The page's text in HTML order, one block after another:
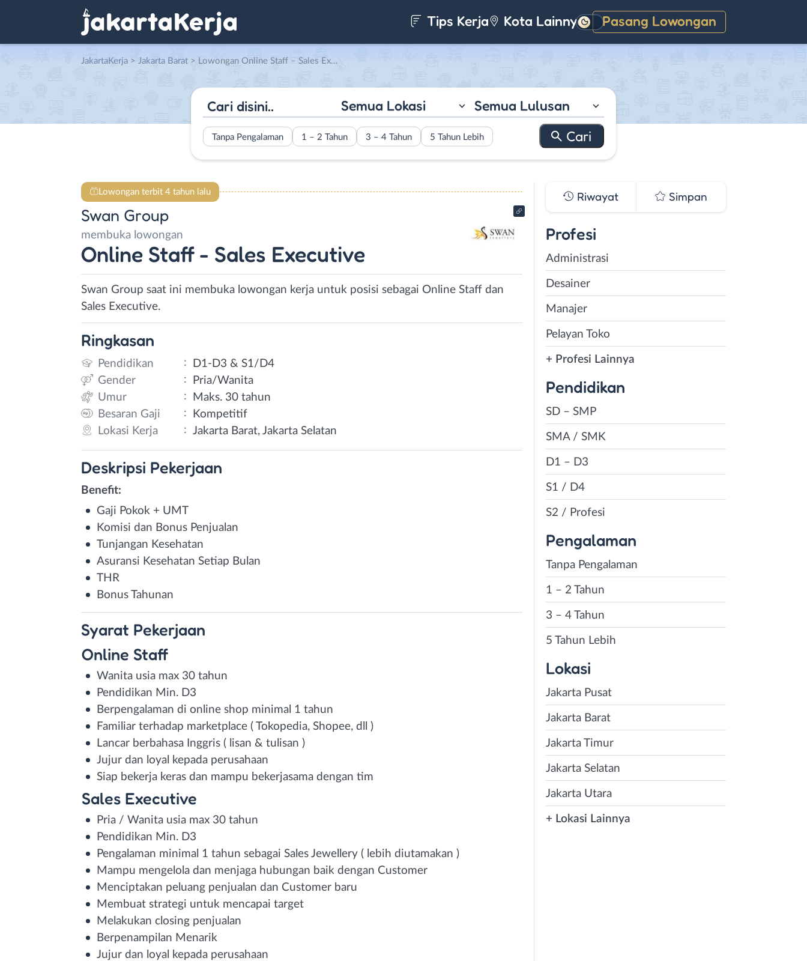
Tips Kerja Kota Lainnya Pasang Lowongan
Gelap
JakartaKerja > Jakarta Barat > Lowongan Online Staff – Sales Executive di Swan Group
Semua Lokasi Semua Lulusan
Tanpa Pengalaman 1 – 2 Tahun 3 – 4 Tahun 5 Tahun Lebih
Lowongan terbit 4 tahun lalu
Swan Group
membuka lowongan
Online Staff - Sales Executive
Swan Group saat ini membuka lowongan kerja untuk posisi sebagai Online Staff dan
Sales Executive.
Ringkasan
Pendidikan :
D1-D3 & S1/D4
Gender
:
Pria/Wanita
Umur
:
Maks. 30 tahun
Besaran Gaji
:
Kompetitif
Lokasi Kerja
: Jakarta Barat, Jakarta Selatan
Deskripsi Pekerjaan
Benefit:
Gaji Pokok + UMT
Komisi dan Bonus Penjualan
Tunjangan Kesehatan
Asuransi Kesehatan Setiap Bulan
THR
Bonus Tahunan
Syarat Pekerjaan
Online Staff
Wanita usia max 30 tahun
Pendidikan Min. D3
Berpengalaman di online shop minimal 1 tahun
Familiar terhadap marketplace ( Tokopedia, Shopee, dll )
Lancar berbahasa Inggris ( lisan & tulisan )
Jujur dan loyal kepada perusahaan
Siap bekerja keras dan mampu bekerjasama dengan tim
Sales Executive
Pria / Wanita usia max 30 tahun
Pendidikan Min. D3
Pengalaman minimal 1 tahun sebagai Sales Jewellery ( lebih diutamakan )
Mampu mengelola dan menjaga hubungan baik dengan Customer
Menciptakan peluang penjualan dan Customer baru
Membuat strategi untuk mencapai target
Melakukan closing penjualan
Berpenampilan Menarik
Jujur dan loyal kepada perusahaan
Riwayat Simpan
Profesi
Administrasi
Desainer
Manajer
Pelayan Toko
+ Profesi Lainnya
Pendidikan
SD – SMP
SMA / SMK
D1 – D3
S1 / D4
S2 / Profesi
Pengalaman
Tanpa Pengalaman
1 – 2 Tahun
3 – 4 Tahun
5 Tahun Lebih
Lokasi
Jakarta Pusat
Jakarta Barat
Jakarta Timur
Jakarta Selatan
Jakarta Utara
+ Lokasi Lainnya